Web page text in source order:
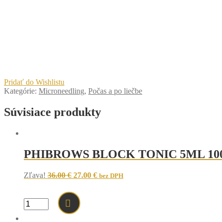
Pridať do Wishlistu
Kategórie: Microneedling, Počas a po liečbe
Súvisiace produkty
PHIBROWS BLOCK TONIC 5ML
Zľava! 36.00€ Original
was:
36.00 €.
27.00 €Current
bez DPH
množstvo
PHIBROWS